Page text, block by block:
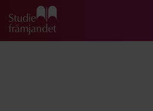
Gå till studiefrämjandets startsida